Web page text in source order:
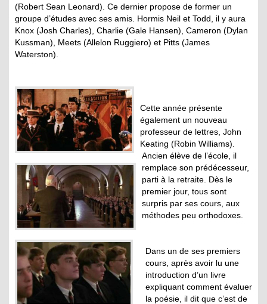
(Robert Sean Leonard). Ce dernier propose de former un
groupe d’études avec ses amis. Hormis Neil et Todd, il y aura
Knox (Josh Charles), Charlie (Gale Hansen), Cameron (Dylan
Kussman), Meets (Allelon Ruggiero) et Pitts (James
Waterston).
Cette année présente
également un nouveau
professeur de lettres, John
Keating (Robin Williams).
Ancien élève de l’école, il
remplace son prédécesseur,
parti à la retraite. Dès le
premier jour, tous sont
surpris par ses cours, aux
méthodes peu orthodoxes.
Dans un de ses premiers
cours, après avoir lu une
introduction d’un livre
expliquant comment évaluer
la poésie, il dit que c’est de